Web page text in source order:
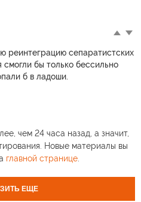
реинтеграцию сепаратистских
бы только бессильно
б в ладоши.
чем 24 часа назад, а значит,
Новые материалы вы
главной странице.
ЕЩЕ